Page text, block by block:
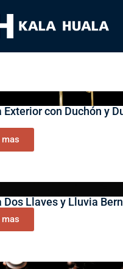
Exterior con Duchón y
Dos Llaves y Lluvia